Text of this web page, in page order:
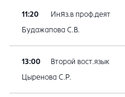
11:20 ИнЯз.в проф.деят
Будажапова С.В.
13:00 Второй вост.язык
Цыренова С.Р.